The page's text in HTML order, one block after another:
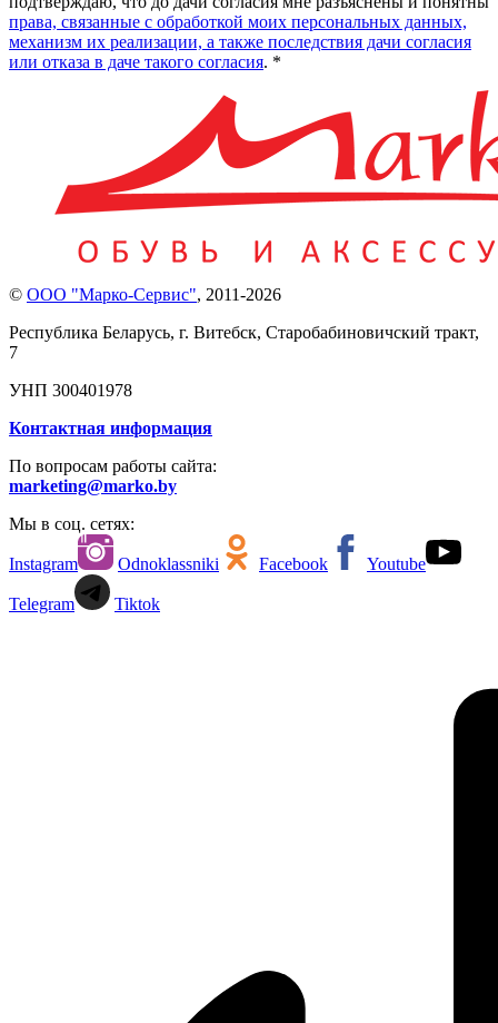
права, связанные с обработкой моих персональных данных,
механизм их реализации, а также последствия дачи согласия
или отказа в даче такого согласия. *
© ООО "Марко-Сервис", 2011-2026
Республика Беларусь, г. Витебск, Старобабиновичский тракт,
7
УНП 300401978
Контактная информация
По вопросам работы сайта:
marketing@marko.by
Мы в соц. сетях:
Instagram Odnoklassniki Facebook Youtube
Telegram Tiktok